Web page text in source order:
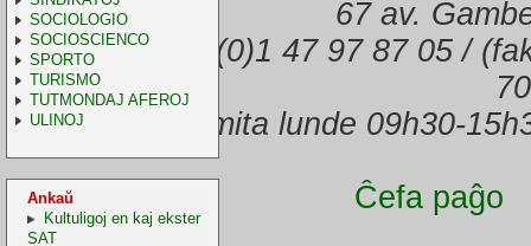
SOCIOLOGIO
SOCIOSCIENCO
SPORTO
TURISMO
TUTMONDAJ AFEROJ
ULINOJ
Ankaŭ
Kultuligoj en kaj ekster
SAT
67 av.
(telefono) +33.(0)1 47 97 87 05 /
Oficejo malfermita lunde 09h30-
Ĉefa paĝo